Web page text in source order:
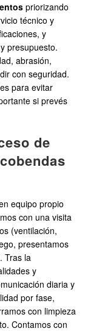
priorizando
técnico y
y
presupuesto.
abrasión,
con seguridad.
para evitar
si prevés
de
equipo propio
con una visita
(ventilación,
presentamos
Tras la
y
diaria y
por fase,
con limpieza
Contamos con